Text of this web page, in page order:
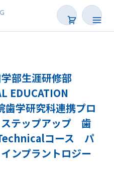
研修会一覧
ミナー
部生涯研修部
EDUCATION
学研究科連携プロ
テップアップ 歯
コース パ
ンプラントロジー